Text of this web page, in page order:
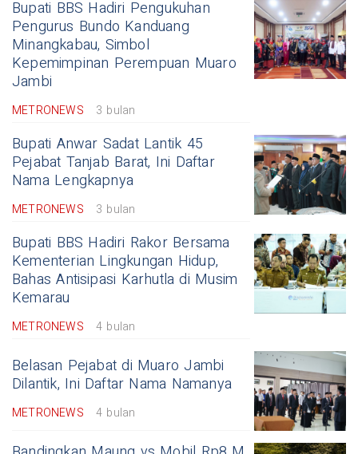
Bupati BBS Hadiri Pengukuhan
Pengurus Bundo Kanduang
Minangkabau, Simbol
Kepemimpinan Perempuan Muaro
Jambi
METRONEWS 3 bulan
Bupati Anwar Sadat Lantik 45
Pejabat Tanjab Barat, Ini Daftar
Nama Lengkapnya
METRONEWS 3 bulan
Bupati BBS Hadiri Rakor Bersama
Kementerian Lingkungan Hidup,
Bahas Antisipasi Karhutla di Musim
Kemarau
METRONEWS 4 bulan
Belasan Pejabat di Muaro Jambi
Dilantik, Ini Daftar Nama Namanya
METRONEWS 4 bulan